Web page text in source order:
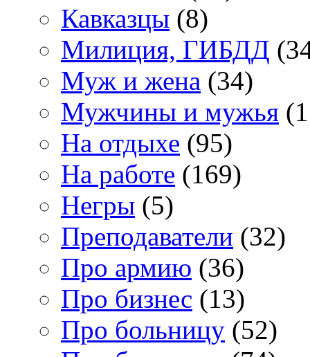
Кавказцы (8)
Милиция, ГИБДД
Муж и жена (34)
Мужчины и мужья
На отдыхе (95)
На работе (169)
Негры (5)
Преподаватели (32)
Про армию (36)
Про бизнес (13)
Про больницу (52)